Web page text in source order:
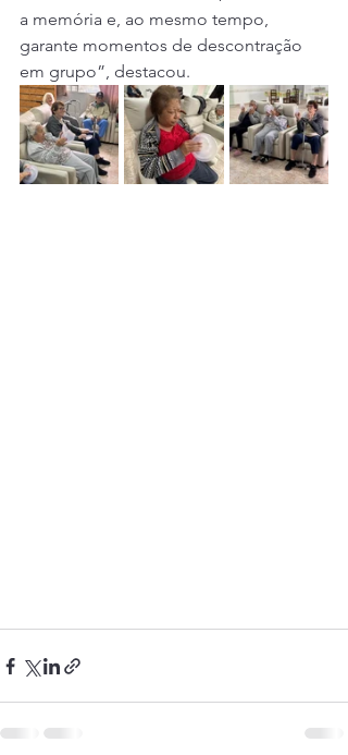
a memória e, ao mesmo tempo,
garante momentos de descontração
em grupo”, destacou.